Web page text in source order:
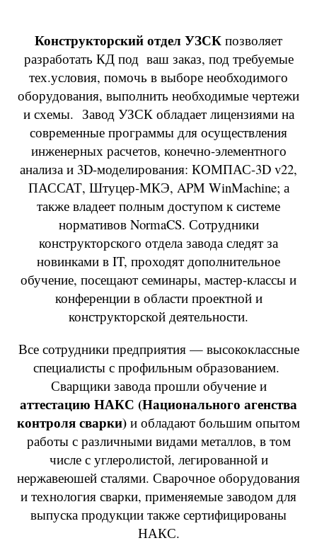
Конструкторский отдел УЗСК позволяет
разработать КД под ваш заказ, под требуемые
тех.условия, помочь в выборе необходимого
оборудования, выполнить необходимые чертежи
и схемы. Завод УЗСК обладает лицензиями на
современные программы для осуществления
инженерных расчетов, конечно-элементного
анализа и 3D-моделирования: КОМПАС-3D v22,
ПАССАТ, Штуцер-МКЭ, APM WinMachine; а
также владеет полным доступом к системе
нормативов NormaCS. Сотрудники
конструкторского отдела завода следят за
новинками в IT, проходят дополнительное
обучение, посещают семинары, мастер-классы и
конференции в области проектной и
конструкторской деятельности.
Все сотрудники предприятия — высококлассные
специалисты с профильным образованием.
Сварщики завода прошли обучение и
аттестацию НАКС (Национального агенства
контроля сварки) и обладают большим опытом
работы с различными видами металлов, в том
числе с углеролистой, легированной и
нержавеюшей сталями. Сварочное оборудования
и технология сварки, применяемые заводом для
выпуска продукции также сертифицированы
НАКС.